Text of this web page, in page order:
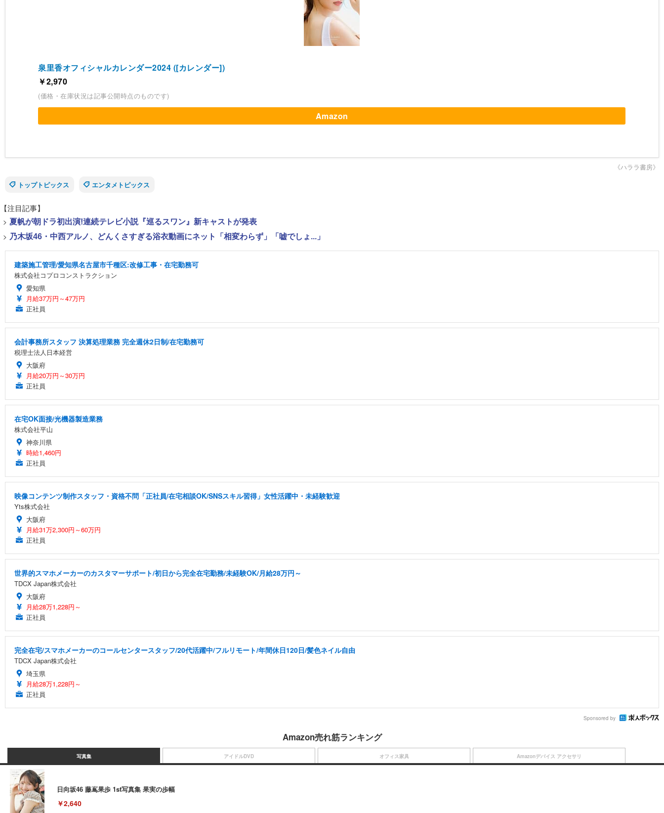
泉里香オフィシャルカレンダー2024 ([カレンダー])
￥2,970
(価格・在庫状況は記事公開時点のものです)
Amazon
《ハララ書房》
トップトピックス
エンタメトピックス
【注目記事】
> 夏帆が朝ドラ初出演!連続テレビ小説『巡るスワン』新キャストが発表
> 乃木坂46・中西アルノ、どんくさすぎる浴衣動画にネット「相変わらず」「嘘でしょ...」
建築施工管理/愛知県名古屋市千種区:改修工事・在宅勤務可
株式会社コプロコンストラクション
愛知県
月給37万円～47万円
正社員
会計事務所スタッフ 決算処理業務 完全週休2日制/在宅勤務可
税理士法人日本経営
大阪府
月給20万円～30万円
正社員
在宅OK面接/光機器製造業務
株式会社平山
神奈川県
時給1,460円
正社員
映像コンテンツ制作スタッフ・資格不問「正社員/在宅相談OK/SNSスキル習得」女性活躍中・未経験歓迎
Yts株式会社
大阪府
月給31万2,300円～60万円
正社員
世界的スマホメーカーのカスタマーサポート/初日から完全在宅勤務/未経験OK/月給28万円～
TDCX Japan株式会社
大阪府
月給28万1,228円～
正社員
完全在宅/スマホメーカーのコールセンタースタッフ/20代活躍中/フルリモート/年間休日120日/髪色ネイル自由
TDCX Japan株式会社
埼玉県
月給28万1,228円～
正社員
Sponsored by
Amazon売れ筋ランキング
写真集
日向坂46 藤嶌果歩 1st写真集 果実の歩幅
￥2,640
アイドルDVD オフィス家具 Amazonデバイス アクセサリ